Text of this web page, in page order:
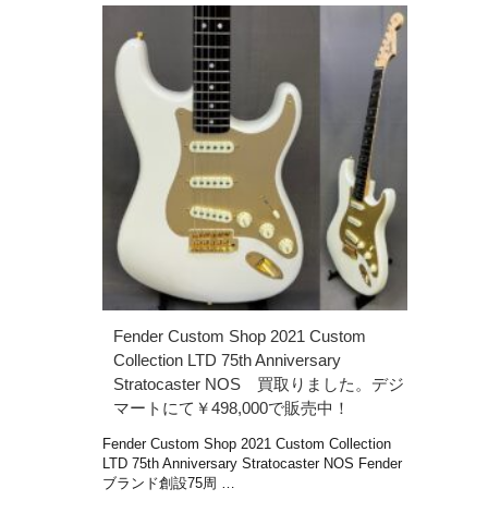
Fender Custom Shop 2021 Custom
Collection LTD 75th Anniversary
Stratocaster NOS 買取りました。デジ
マートにて￥498,000で販売中！
Fender Custom Shop 2021 Custom Collection
LTD 75th Anniversary Stratocaster NOS Fender
ブランド創設75周 …